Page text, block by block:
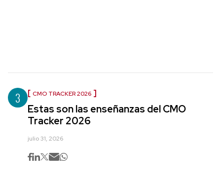
3 CMO TRACKER 2026
Estas son las enseñanzas del CMO
Tracker 2026
julio 31, 2026